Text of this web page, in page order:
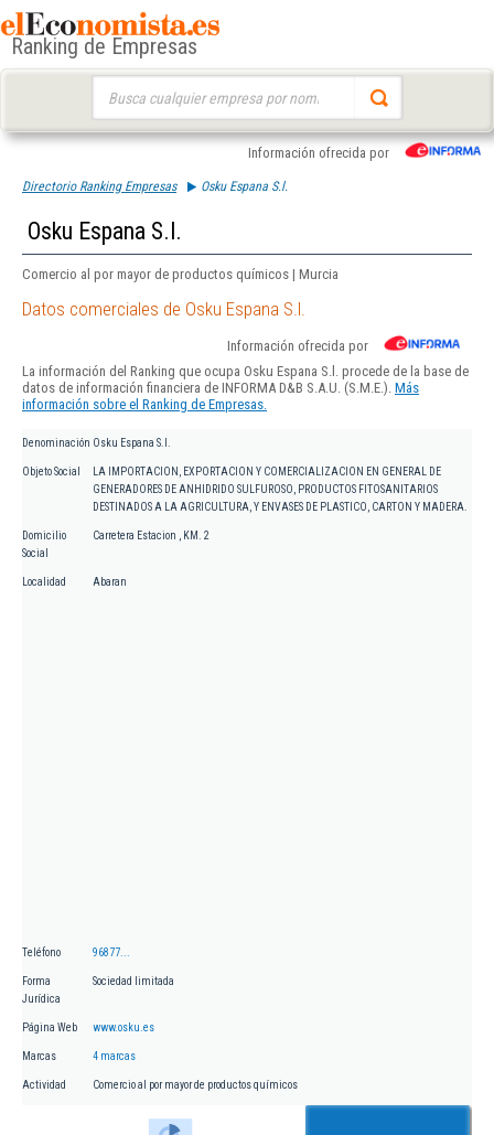
Ranking de Empresas
Información ofrecida por
Directorio Ranking Empresas Osku Espana S.l.
Osku Espana S.l.
Comercio al por mayor de productos químicos | Murcia
Datos comerciales de Osku Espana S.l.
Información ofrecida por
La información del Ranking que ocupa Osku Espana S.l. procede de la base de
datos de información financiera de INFORMA D&B S.A.U. (S.M.E.). Más
información sobre el Ranking de Empresas.
Denominación Osku Espana S.l.
Objeto Social
LA IMPORTACION, EXPORTACION Y COMERCIALIZACION EN GENERAL DE
GENERADORES DE ANHIDRIDO SULFUROSO, PRODUCTOS FITOSANITARIOS
DESTINADOS A LA AGRICULTURA, Y ENVASES DE PLASTICO, CARTON Y MADERA.
Domicilio
Social
Carretera Estacion , KM. 2
Localidad Abaran
Teléfono 96877...
Forma
Jurídica
Sociedad limitada
Página Web www.osku.es
Marcas 4 marcas
Actividad Comercio al por mayor de productos químicos